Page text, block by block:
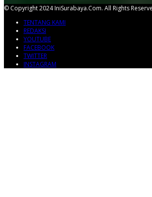
© Copyright 2024 IniSurabaya.com. All Rights
TENTANG KAMI
REDAKSI
YOUTUBE
FACEBOOK
TWITTER
INSTAGRAM